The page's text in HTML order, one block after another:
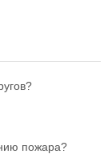
пожара?